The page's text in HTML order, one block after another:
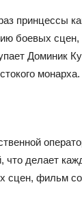
принцессы
боевых сцен,
Доминик
монарха.
что делает
сцен, фильм